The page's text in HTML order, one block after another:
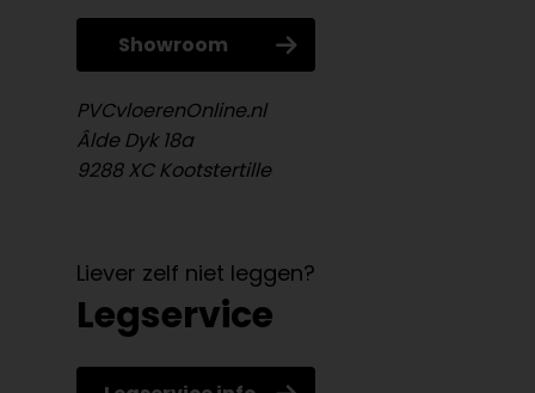
Showroom
PVCvloerenOnline.nl
Âlde Dyk 18a
9288 XC Kootstertille
Liever zelf niet leggen?
Legservice